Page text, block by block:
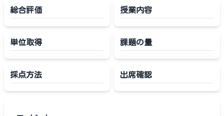
総合評価 授業内容
単位取得 課題の量
採点方法 出席確認